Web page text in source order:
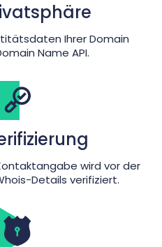
Ihrer Domain
Name API.
wird vor der
Details verifiziert.